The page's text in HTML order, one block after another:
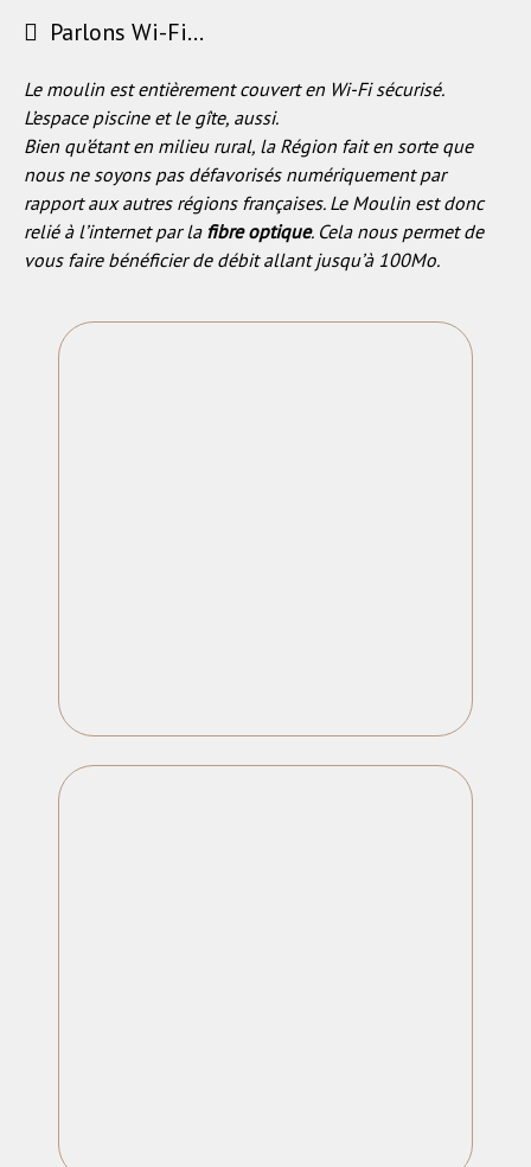
Parlons Wi-Fi...
Le moulin est entièrement couvert en Wi-Fi sécurisé.
L’espace piscine et le gîte, aussi.
Bien qu’étant en milieu rural, la Région fait en sorte que
nous ne soyons pas défavorisés numériquement par
rapport aux autres régions françaises. Le Moulin est donc
relié à l’internet par la fibre optique. Cela nous permet de
vous faire bénéficier de débit allant jusqu’à 100Mo.